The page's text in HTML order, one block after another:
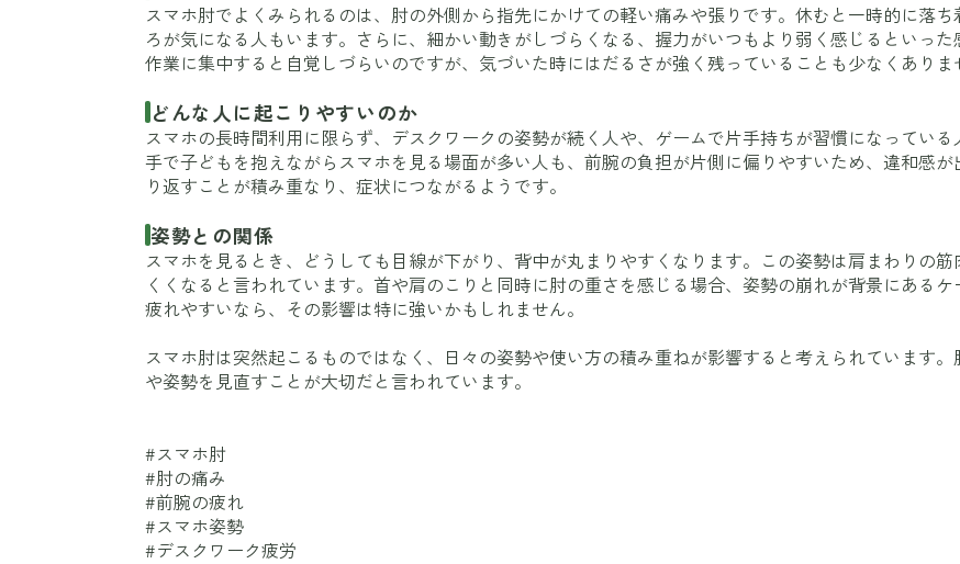
スマホ肘でよくみられるのは、肘の外側から指先にかけての軽い痛みや張りです。休むと一時的に落
ろが気になる人もいます。さらに、細かい動きがしづらくなる、握力がいつもより弱く感じるといった
作業に集中すると自覚しづらいのですが、気づいた時にはだるさが強く残っていることも少なくありま
どんな人に起こりやすいのか
スマホの長時間利用に限らず、デスクワークの姿勢が続く人や、ゲームで片手持ちが習慣になってい
手で子どもを抱えながらスマホを見る場面が多い人も、前腕の負担が片側に偏りやすいため、違和感
り返すことが積み重なり、症状につながるようです。
姿勢との関係
スマホを見るとき、どうしても目線が下がり、背中が丸まりやすくなります。この姿勢は肩まわりの
くくなると言われています。首や肩のこりと同時に肘の重さを感じる場合、姿勢の崩れが背景にある
疲れやすいなら、その影響は特に強いかもしれません。
スマホ肘は突然起こるものではなく、日々の姿勢や使い方の積み重ねが影響すると考えられています
や姿勢を見直すことが大切だと言われています。
#スマホ肘
#肘の痛み
#前腕の疲れ
#スマホ姿勢
#デスクワーク疲労